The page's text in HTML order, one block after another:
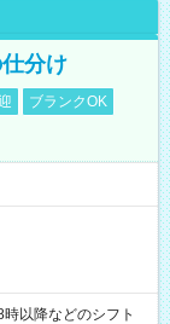
分け
ブランクOK
以降などのシフト